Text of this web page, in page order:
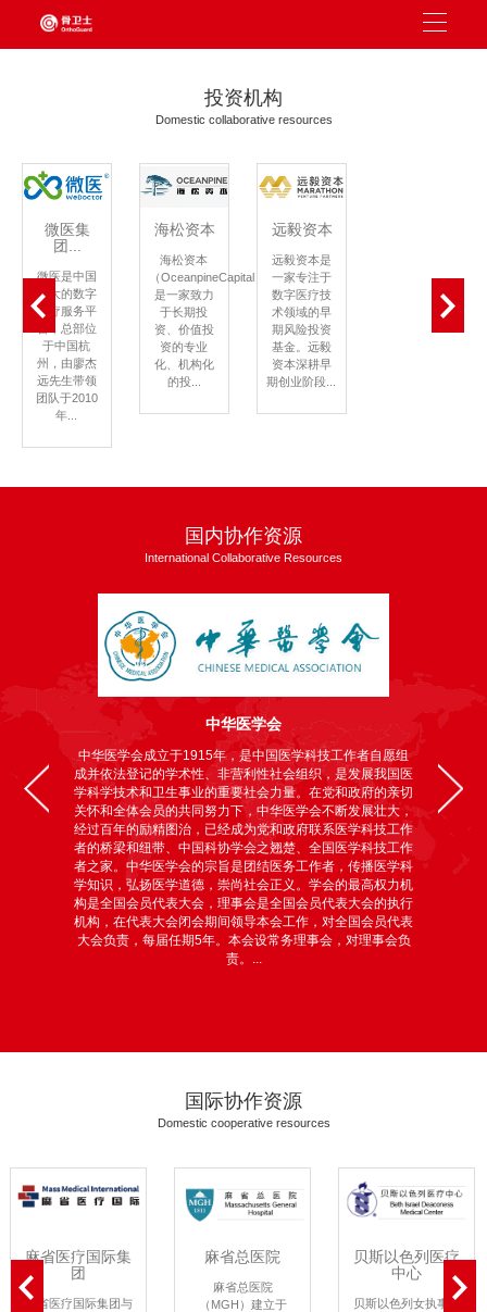
投资机构
Domestic collaborative resources
微医集
团...
微医是中国
最大的数字
医疗服务平
台，总部位
于中国杭
州，由廖杰
远先生带领
团队于2010
年...
海松资本
海松资本
（OceanpineCapital）
是一家致力
于长期投
资、价值投
资的专业
化、机构化
的投...
远毅资本
远毅资本是
一家专注于
数字医疗技
术领域的早
期风险投资
基金。远毅
资本深耕早
期创业阶段...
国内协作资源
International Collaborative Resources
中华医学会
中华医学会成立于1915年，是中国医学科技工作者自愿组
成并依法登记的学术性、非营利性社会组织，是发展我国医
学科学技术和卫生事业的重要社会力量。在党和政府的亲切
关怀和全体会员的共同努力下，中华医学会不断发展壮大，
经过百年的励精图治，已经成为党和政府联系医学科技工作
者的桥梁和纽带、中国科协学会之翘楚、全国医学科技工作
者之家。中华医学会的宗旨是团结医务工作者，传播医学科
学知识，弘扬医学道德，崇尚社会正义。学会的最高权力机
构是全国会员代表大会，理事会是全国会员代表大会的执行
机构，在代表大会闭会期间领导本会工作，对全国会员代表
大会负责，每届任期5年。本会设常务理事会，对理事会负
责。...
国际协作资源
Domestic cooperative resources
麻省医疗国际集
团
麻省医疗国际集团与
麻省总医院
麻省总医院
（MGH）建立于
贝斯以色列医疗
中心
贝斯以色列女执事医